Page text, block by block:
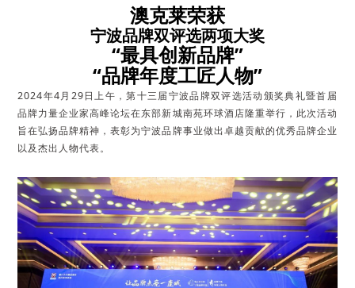
澳克莱荣获
宁波品牌双评选两项大奖
“最具创新品牌”
“品牌年度工匠人物”
2024年4月29日上午，第十三届宁波品牌双评选活动颁奖典礼暨首届
品牌力量企业家高峰论坛在东部新城南苑环球酒店隆重举行，此次活动
旨在弘扬品牌精神，表彰为宁波品牌事业做出卓越贡献的优秀品牌企业
以及杰出人物代表。